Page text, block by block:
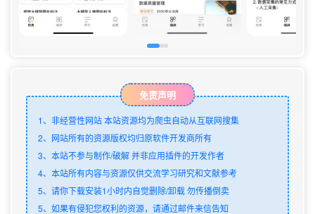
免责声明
1、非经营性网站 本站资源均为爬虫自动从互联网搜集
2、网站所有的资源版权均归原软件开发商所有
3、本站不参与制作/破解 并非应用插件的开发作者
4、本站所有内容与资源仅供交流学习研究和文献参考
5、请你下载安装1小时内自觉删除/卸载 勿传播倒卖
5、如果有侵犯您权利的资源，请通过邮件来信告知